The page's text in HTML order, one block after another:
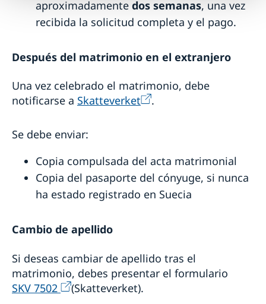
aproximadamente dos semanas, una vez
recibida la solicitud completa y el pago.
Después del matrimonio en el extranjero
Una vez celebrado el matrimonio, debe
notificarse a Skatteverket .
Se debe enviar:
Copia compulsada del acta matrimonial
Copia del pasaporte del cónyuge, si nunca
ha estado registrado en Suecia
Cambio de apellido
Si deseas cambiar de apellido tras el
matrimonio, debes presentar el formulario
SKV 7502
(Skatteverket).